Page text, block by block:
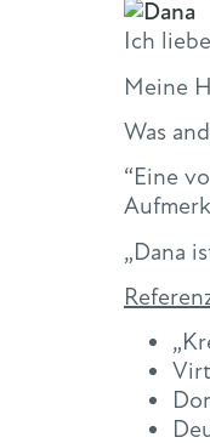
Ich
Meine
Was
“Eine
„Dana